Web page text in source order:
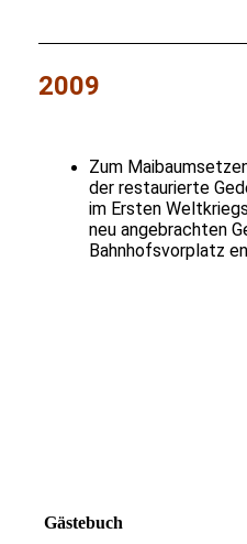
2009
Zum
der restaurierte
im Ersten
neu angebrachten
Bahnhofsvorplatz
Gästebuch